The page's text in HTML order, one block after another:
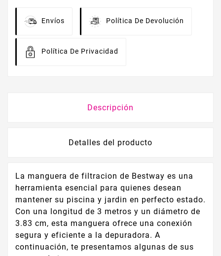
Envíos Política De Devolución
Política De Privacidad
Descripción
Detalles del producto
La manguera de filtracion de Bestway es una
herramienta esencial para quienes desean
mantener su piscina y jardin en perfecto estado.
Con una longitud de 3 metros y un diámetro de
3.83 cm, esta manguera ofrece una conexión
segura y eficiente a la depuradora. A
continuación, te presentamos algunas de sus